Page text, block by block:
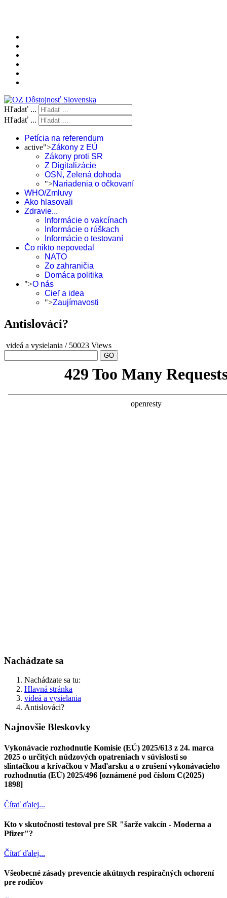
Hľadať ...
Hľadať ...
Petícia na referendum
active">Zákony z EÚ
Zákony proti SR
Z Digitalizácie
OSN, Zelená dohoda
">Nariadenia o očkovaní
WHO/Zmluvy
Ako hlasovali
Zdravie...
Informácie o vakcínach
Informácie o rúškach
Informácie o testovaní
Čo nikto nepovedal
NATO
Zo zahraničia
Domáca politika
">O nás
Cieľ a idea
">Zaujímavosti
Antislováci?
videá a vysielania / 50023 Views
GO
Nachádzate sa
Nachádzate sa tu:
Hlavná stránka
videá a vysielania
Antislováci?
Najnovšie Bleskovky
Vykonávacie rozhodnutie Komisie (EÚ) 2025/613 z 24. marca
2025 o určitých núdzových opatreniach v súvislosti so
slintačkou a krívačkou v Maďarsku a o zrušení vykonávacieho
rozhodnutia (EÚ) 2025/496 [oznámené pod číslom C(2025)
1898]
Čítať ďalej...
Kto v skutočnosti testoval pre SR "šarže vakcín - Moderna a
Pfizer"?
Čítať ďalej...
Všeobecné zásady prevencie akútnych respiračných ochorení
pre rodičov